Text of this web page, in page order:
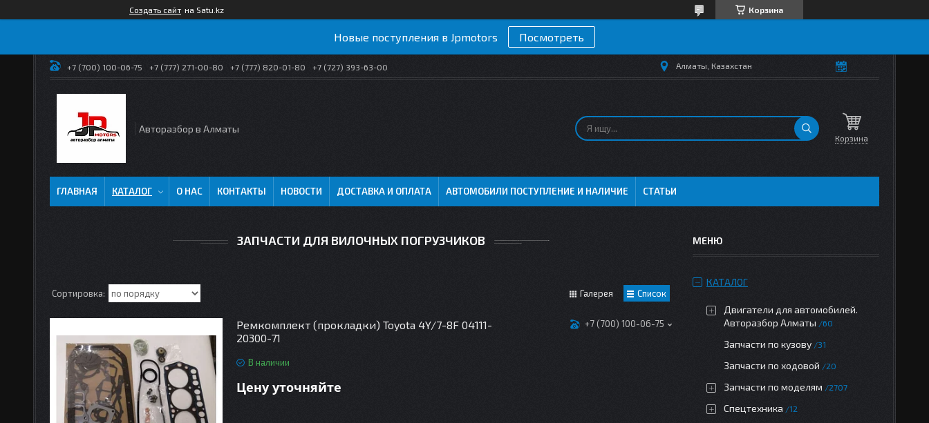
Создать сайт на Satu.kz Корзина
Новые поступления в Jpmotors Посмотреть
+7 (700) 100-06-75 +7 (777) 271-00-80 +7 (777) 820-01-80 +7 (727) 393-63-00 Алматы, Казахстан
Авторазбор в Алматы
Корзина
ГЛАВНАЯ КАТАЛОГ О НАС КОНТАКТЫ НОВОСТИ ДОСТАВКА И ОПЛАТА АВТОМОБИЛИ ПОСТУПЛЕНИЕ И НАЛИЧИЕ СТАТЬИ
ЗАПЧАСТИ ДЛЯ ВИЛОЧНЫХ ПОГРУЗЧИКОВ
Галерея Список
Ремкомплект (прокладки) Toyota 4Y/7-8F 04111-
20300-71
В наличии
Цену уточняйте
+7 (700) 100-06-75
КАТАЛОГ
Двигатели для автомобилей.
Авторазбор Алматы
60
Запчасти по кузову 31
Запчасти по ходовой 20
Запчасти по моделям 2707
Спецтехника 12